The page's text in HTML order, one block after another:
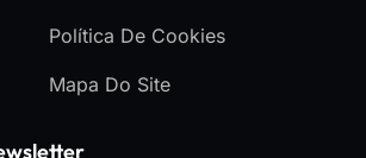
Política De Cookies
Mapa Do Site